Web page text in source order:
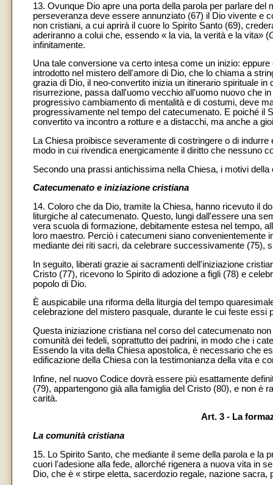
13. Ovunque Dio apre una porta della parola per parlare
perseveranza deve essere annunziato (67) il Dio vivente e
non cristiani, a cui aprirà il cuore lo Spirito Santo (69),
aderiranno a colui che, essendo « la via, la verità e la vita» (
infinitamente.
Una tale conversione va certo intesa come un inizio:
introdotto nel mistero dell'amore di Dio, che lo chiama a
grazia di Dio, il neo-convertito inizia un itinerario spirituale
risurrezione, passa dall'uomo vecchio all'uomo nuovo che
progressivo cambiamento di mentalità e di costumi, deve
progressivamente nel tempo del catecumenato. E poiché il
convertito va incontro a rotture e a distacchi, ma anche a
La Chiesa proibisce severamente di costringere o di
modo in cui rivendica energicamente il diritto che nessuno
Secondo una prassi antichissima nella Chiesa, i motivi
Catecumenato e iniziazione cristiana
14. Coloro che da Dio, tramite la Chiesa, hanno ricevuto il
liturgiche al catecumenato. Questo, lungi dall'essere una
vera scuola di formazione, debitamente estesa nel tempo,
loro maestro. Perciò i catecumeni siano convenientemente
mediante dei riti sacri, da celebrare successivamente (75),
In seguito, liberati grazie ai sacramenti dell'iniziazione
Cristo (77), ricevono lo Spirito di adozione a figli (78) e
popolo di Dio.
È auspicabile una riforma della liturgia del tempo
celebrazione del mistero pasquale, durante le cui feste
Questa iniziazione cristiana nel corso del catecumenato
comunità dei fedeli, soprattutto dei padrini, in modo che i
Essendo la vita della Chiesa apostolica, è necessario che
edificazione della Chiesa con la testimonianza della vita e
Infine, nel nuovo Codice dovrà essere più esattamente
(79), appartengono già alla famiglia del Cristo (80), e non è
carità.
Art. 3 - La
La comunità cristiana
15. Lo Spirito Santo, che mediante il seme della parola e la
cuori l'adesione alla fede, allorché rigenera a nuova vita in
Dio, che è « stirpe eletta, sacerdozio regale, nazione sacra,